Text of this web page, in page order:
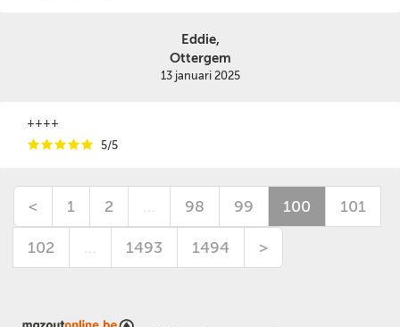
Eddie,
Ottergem
13 januari 2025
++++
iiiii 5/5
< 1 2 … 98 99 100 101
102 … 1493 1494 >